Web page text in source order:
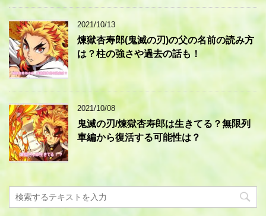
2021/10/13
煉獄杏寿郎(鬼滅の刃)の父の名前の読み方
は？柱の強さや過去の話も！
2021/10/08
鬼滅の刃/煉獄杏寿郎は生きてる？無限列
車編から復活する可能性は？